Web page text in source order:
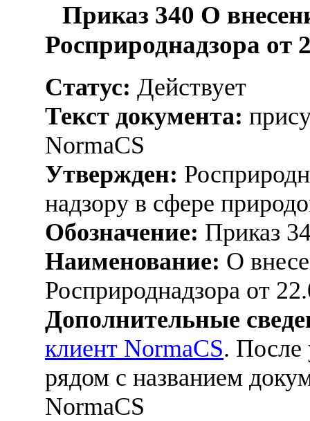
Приказ 340 О
Росприроднадзора от
Статус: Действует
Текст документа:
NormaCS
Утвержден:
надзору в сфере
Обозначение: Приказ
Наименование: О
Росприроднадзора от
Дополнительные
клиент NormaCS. После
рядом с названием
NormaCS